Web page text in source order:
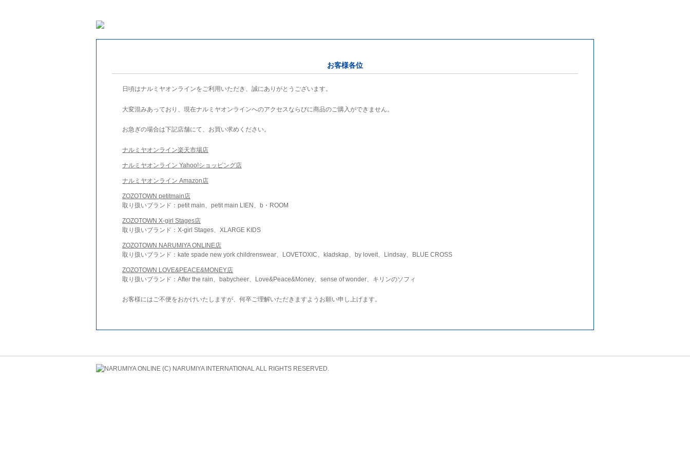
お客様各位
日頃はナルミヤオンラインをご利用いただき、誠にありがとうございます。
大変混みあっており、現在ナルミヤオンラインへのアクセスならびに商品のご購入ができません。
お急ぎの場合は下記店舗にて、お買い求めください。
ナルミヤオンライン楽天市場店
ナルミヤオンライン Yahoo!ショッピング店
ナルミヤオンライン Amazon店
ZOZOTOWN petitmain店
取り扱いブランド：petit main、petit main LIEN、b・ROOM
ZOZOTOWN X-girl Stages店
取り扱いブランド：X-girl Stages、XLARGE KIDS
ZOZOTOWN NARUMIYA ONLINE店
取り扱いブランド：kate spade new york childrenswear、LOVETOXIC、kladskap、by loveit、Lindsay、BLUE CROSS
ZOZOTOWN LOVE&PEACE&MONEY店
取り扱いブランド：After the rain、babycheer、Love&Peace&Money、sense of wonder、キリンのソフィ
お客様にはご不便をおかけいたしますが、何卒ご理解いただきますようお願い申し上げます。